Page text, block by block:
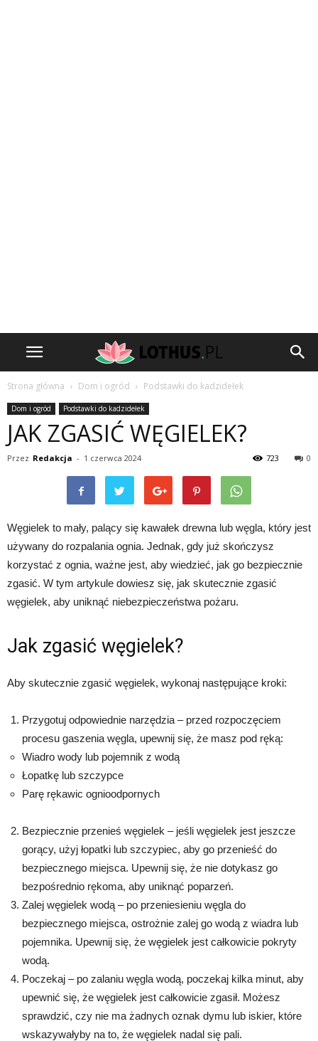
Strona główna Dom i ogród Podstawki do kadzidełek
Dom i ogród Podstawki do kadzidełek
JAK ZGASIĆ WĘGIELEK?
Przez Redakcja - 1 czerwca 2024 0
723
Węgielek to mały, palący się kawałek drewna lub węgla, który jest
używany do rozpalania ognia. Jednak, gdy już skończysz
korzystać z ognia, ważne jest, aby wiedzieć, jak go bezpiecznie
zgasić. W tym artykule dowiesz się, jak skutecznie zgasić
węgielek, aby uniknąć niebezpieczeństwa pożaru.
Jak zgasić węgielek?
Aby skutecznie zgasić węgielek, wykonaj następujące kroki:
Przygotuj odpowiednie narzędzia – przed rozpoczęciem
procesu gaszenia węgla, upewnij się, że masz pod ręką:
Wiadro wody lub pojemnik z wodą
Łopatkę lub szczypce
Parę rękawic ognioodpornych
Bezpiecznie przenieś węgielek – jeśli węgielek jest jeszcze
gorący, użyj łopatki lub szczypiec, aby go przenieść do
bezpiecznego miejsca. Upewnij się, że nie dotykasz go
bezpośrednio rękoma, aby uniknąć poparzeń.
Zalej węgielek wodą – po przeniesieniu węgla do
bezpiecznego miejsca, ostrożnie zalej go wodą z wiadra lub
pojemnika. Upewnij się, że węgielek jest całkowicie pokryty
wodą.
Poczekaj – po zalaniu węgla wodą, poczekaj kilka minut, aby
upewnić się, że węgielek jest całkowicie zgasił. Możesz
sprawdzić, czy nie ma żadnych oznak dymu lub iskier, które
wskazywałyby na to, że węgielek nadal się pali.